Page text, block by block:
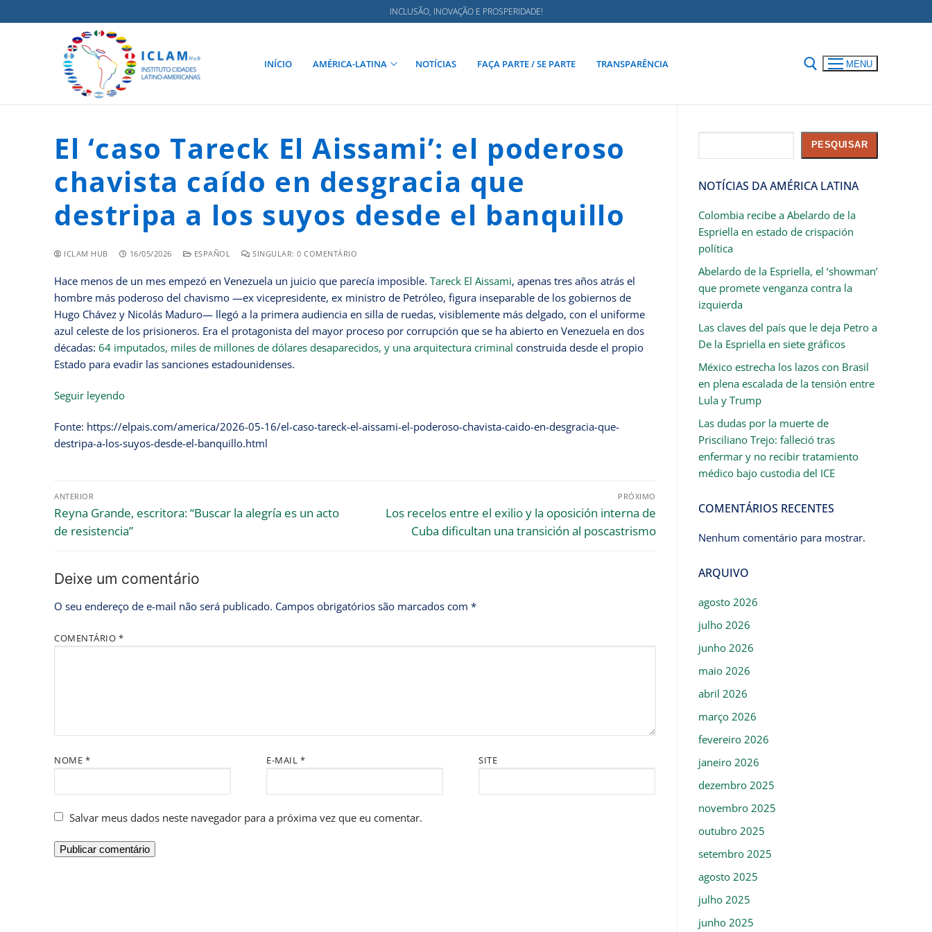
INCLUSÃO, INOVAÇÃO E PROSPERIDADE!
INÍCIO AMÉRICA-LATINA NOTÍCIAS FAÇA PARTE / SE PARTE TRANSPARÊNCIA MENU
El ‘caso Tareck El Aissami’: el poderoso
chavista caído en desgracia que
destripa a los suyos desde el banquillo
ICLAM HUB 16/05/2026 ESPAÑOL SINGULAR: 0 COMENTÁRIO
Hace menos de un mes empezó en Venezuela un juicio que parecía imposible. Tareck El Aissami, apenas tres años atrás el
hombre más poderoso del chavismo —ex vicepresidente, ex ministro de Petróleo, figura inseparable de los gobiernos de
Hugo Chávez y Nicolás Maduro— llegó a la primera audiencia en silla de ruedas, visiblemente más delgado, con el uniforme
azul celeste de los prisioneros. Era el protagonista del mayor proceso por corrupción que se ha abierto en Venezuela en dos
décadas: 64 imputados, miles de millones de dólares desaparecidos, y una arquitectura criminal construida desde el propio
Estado para evadir las sanciones estadounidenses.
Seguir leyendo
Fonte: https://elpais.com/america/2026-05-16/el-caso-tareck-el-aissami-el-poderoso-chavista-caido-en-desgracia-que-
destripa-a-los-suyos-desde-el-banquillo.html
ANTERIOR
Reyna Grande, escritora: “Buscar la alegría es un acto
de resistencia”
PRÓXIMO
Los recelos entre el exilio y la oposición interna de
Cuba dificultan una transición al poscastrismo
Deixe um comentário
O seu endereço de e-mail não será publicado. Campos obrigatórios são marcados com *
COMENTÁRIO *
NOME * E-MAIL * SITE
Salvar meus dados neste navegador para a próxima vez que eu comentar.
PESQUISAR
NOTÍCIAS DA AMÉRICA LATINA
Colombia recibe a Abelardo de la
Espriella en estado de crispación
política
Abelardo de la Espriella, el ‘showman’
que promete venganza contra la
izquierda
Las claves del país que le deja Petro a
De la Espriella en siete gráficos
México estrecha los lazos con Brasil
en plena escalada de la tensión entre
Lula y Trump
Las dudas por la muerte de
Prisciliano Trejo: falleció tras
enfermar y no recibir tratamiento
médico bajo custodia del ICE
COMENTÁRIOS RECENTES
Nenhum comentário para mostrar.
ARQUIVO
agosto 2026
julho 2026
junho 2026
maio 2026
abril 2026
março 2026
fevereiro 2026
janeiro 2026
dezembro 2025
novembro 2025
outubro 2025
setembro 2025
agosto 2025
julho 2025
junho 2025